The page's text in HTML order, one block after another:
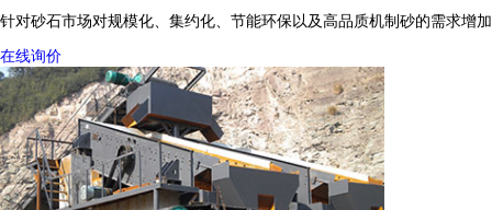
针对砂石市场对规模化、集约化、节能环保以及高品质机制砂的需求增加
在线询价